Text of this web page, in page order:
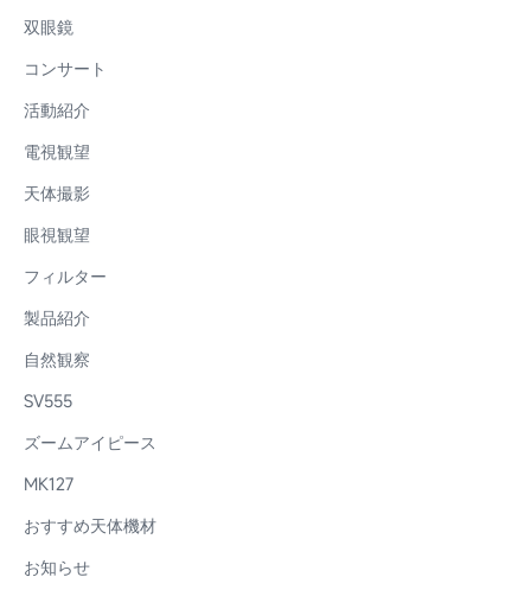
双眼鏡
コンサート
活動紹介
電視観望
天体撮影
眼視観望
フィルター
製品紹介
自然観察
SV555
ズームアイピース
MK127
おすすめ天体機材
お知らせ